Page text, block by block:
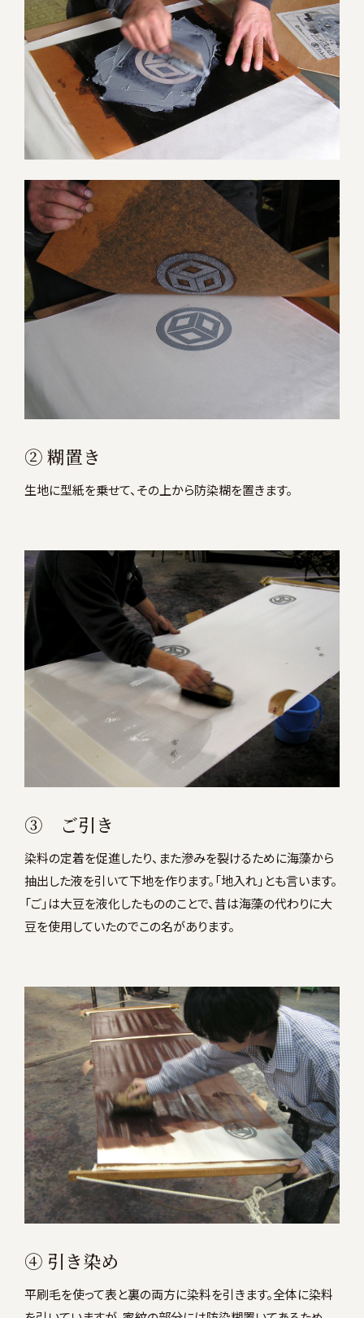
② 糊置き
生地に型紙を乗せて、その上から防染糊を置きます。
③ ご引き
染料の定着を促進したり、また滲みを裂けるために海藻から
抽出した液を引いて下地を作ります。「地入れ」とも言います。
「ご」は大豆を液化したもののことで、昔は海藻の代わりに大
豆を使用していたのでこの名があります。
④ 引き染め
平刷毛を使って表と裏の両方に染料を引きます。全体に染料